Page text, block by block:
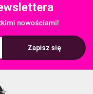
nowościami!